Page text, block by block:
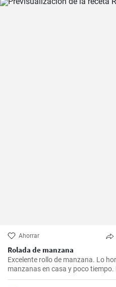
Ahorrar
Rolada de manzana
Excelente rollo de manzana. Lo
manzanas en casa y poco
que siempre agrada.